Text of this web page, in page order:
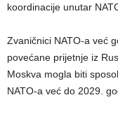
koordinacije unutar
Zvaničnici NATO-a već
povećane prijetnje iz
Moskva mogla biti
NATO-a već do 2029.